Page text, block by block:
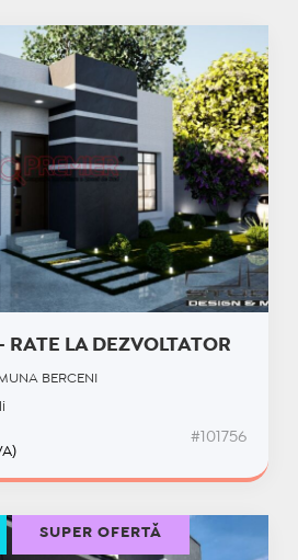
LA DEZVOLTATOR
BERCENI
#101756
SUPER OFERTĂ